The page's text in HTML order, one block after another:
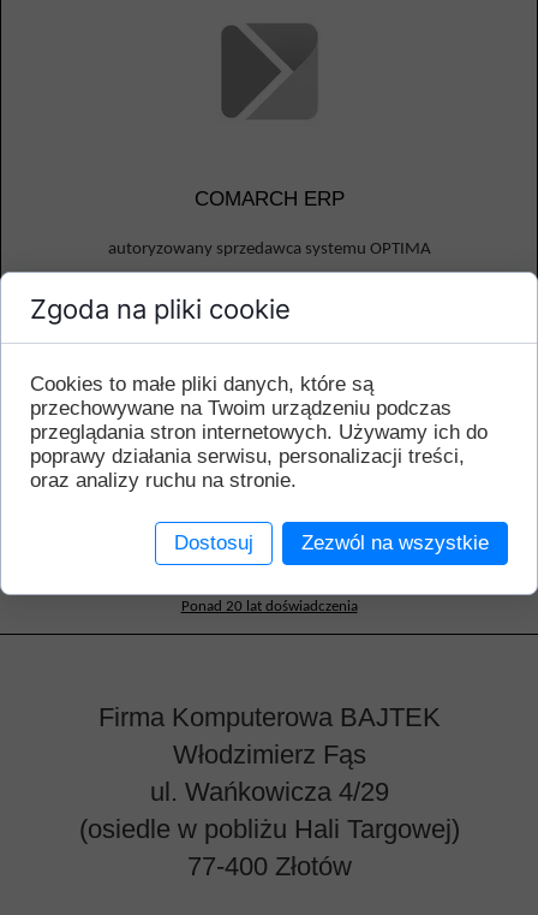
Firma Komputerowa BAJTEK
Włodzimierz Fąs
ul. Wańkowicza 4/29
(osiedle w pobliżu Hali Targowej)
77-400 Złotów
COMARCH ERP
autoryzowany sprzedawca systemu OPTIMA
Zapraszamy w dni robocze, w godzinach 9.00 – 17.00
(sobota 9.00 - 13.00)
tel. 571 804 693e-mail: bajtek@bajtek.net.pl
Ponad 20 lat doświadczenia
Zgoda na pliki cookie
Cookies to małe pliki danych, które są
przechowywane na Twoim urządzeniu podczas
przeglądania stron internetowych. Używamy ich do
poprawy działania serwisu, personalizacji treści,
oraz analizy ruchu na stronie.
Dostosuj Zezwól na wszystkie